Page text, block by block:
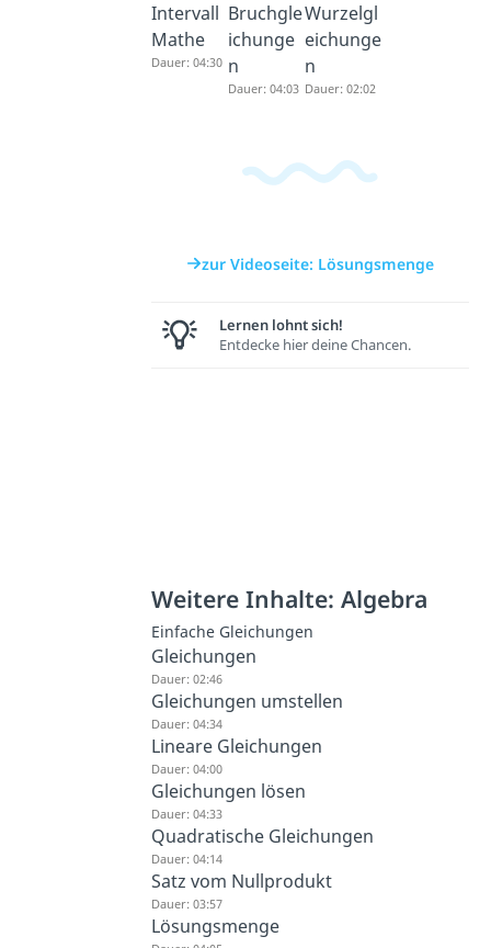
Intervall
Mathe
Dauer: 04:30
Bruchgle
ichunge
n
Dauer: 04:03
Wurzelgl
eichunge
n
Dauer: 02:02
zur Videoseite: Lösungsmenge
Lernen lohnt sich!
Entdecke hier deine Chancen.
Weitere Inhalte: Algebra
Einfache Gleichungen
Gleichungen
Dauer: 02:46
Gleichungen umstellen
Dauer: 04:34
Lineare Gleichungen
Dauer: 04:00
Gleichungen lösen
Dauer: 04:33
Quadratische Gleichungen
Dauer: 04:14
Satz vom Nullprodukt
Dauer: 03:57
Lösungsmenge